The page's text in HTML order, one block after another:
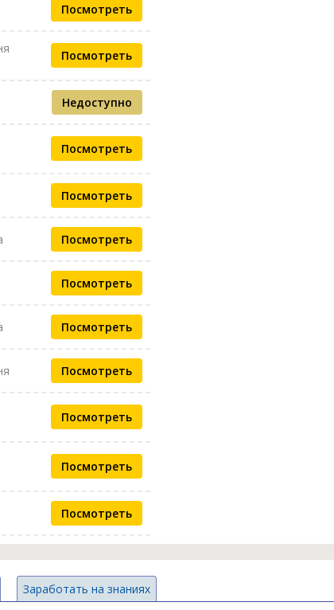
Посмотреть
Посмотреть
Недоступно
Посмотреть
Посмотреть
Посмотреть
Посмотреть
Посмотреть
Посмотреть
Посмотреть
Посмотреть
Посмотреть
Заработать на знаниях